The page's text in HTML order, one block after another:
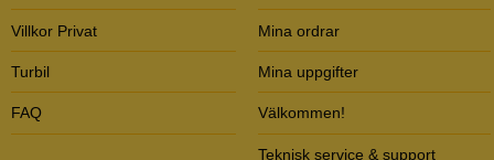
Villkor Privat
Turbil
FAQ
Mina ordrar
Mina uppgifter
Välkommen!
Teknisk service & support